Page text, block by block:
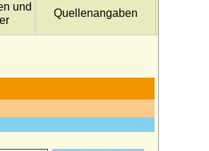
und
Quellenangaben